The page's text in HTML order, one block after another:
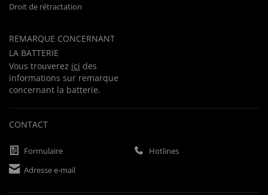
Droit de rétractation
REMARQUE CONCERNANT
LA BATTERIE
Vous trouverez ici des
informations sur remarque
concernant la batterie.
CONTACT
Formulaire
Hotlines
Adresse e-mail